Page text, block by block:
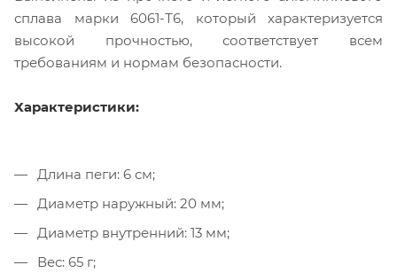
сплава марки 6061-Т6, который характеризуется
высокой прочностью, соответствует всем
требованиям и нормам безопасности.
Характеристики:
Длина пеги: 6 см;
Диаметр наружный: 20 мм;
Диаметр внутренний: 13 мм;
Вес: 65 г;